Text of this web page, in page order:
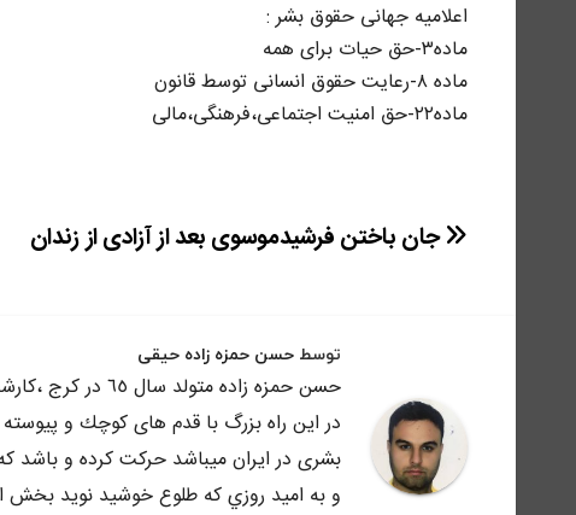
اعلامیه جهانی حقوق بشر :
ماده۳-حق حیات برای همه
ماده ٨-رعایت حقوق انسانی توسط قانون
ماده٢٢-حق امنیت اجتماعی،فرهنگی،مالی
راهبری
جان باختن فرشیدموسوی بعد از آزادی از زندان
توسط حسن حمزه زاده حیقی
حسن حمزه زاده
در اين راه بزرگ با قدم هاى كوچك و
بشرى در ايران ميباشد حركت كرده و باشد
و به اميد روزي كه طلوع خوشيد نويد بخش